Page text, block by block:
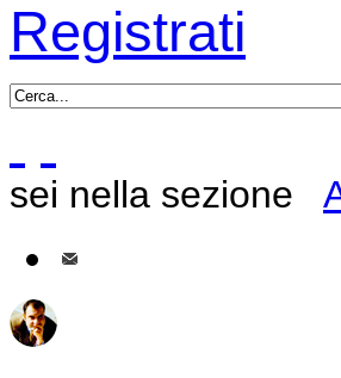
Registrati
sei nella sezione